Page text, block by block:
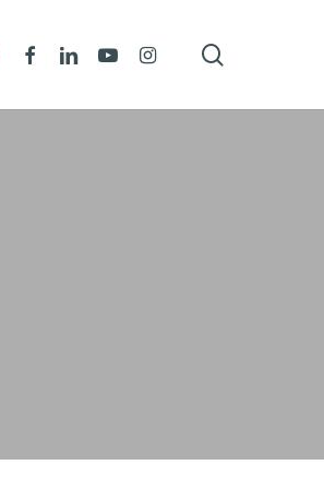
FacebookLinkedinYoutubeInstagram